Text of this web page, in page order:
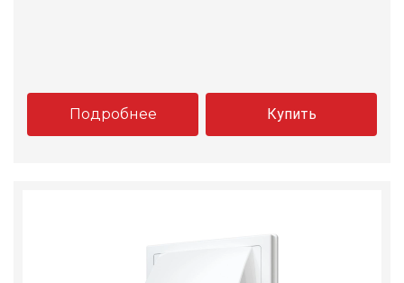
Подробнее Купить